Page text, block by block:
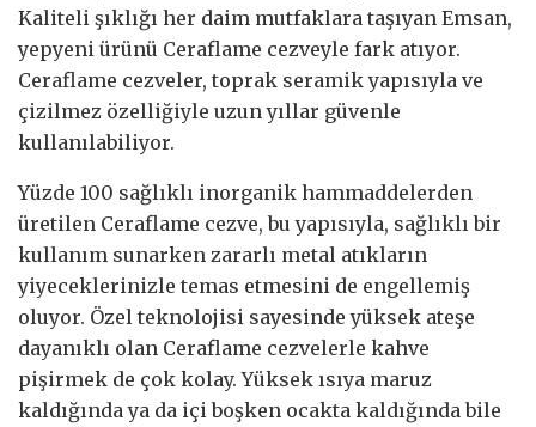
Kaliteli şıklığı her daim mutfaklara taşıyan Emsan,
yepyeni ürünü Ceraflame cezveyle fark atıyor.
Ceraflame cezveler, toprak seramik yapısıyla ve
çizilmez özelliğiyle uzun yıllar güvenle
kullanılabiliyor.
Yüzde 100 sağlıklı inorganik hammaddelerden
üretilen Ceraflame cezve, bu yapısıyla, sağlıklı bir
kullanım sunarken zararlı metal atıkların
yiyeceklerinizle temas etmesini de engellemiş
oluyor. Özel teknolojisi sayesinde yüksek ateşe
dayanıklı olan Ceraflame cezvelerle kahve
pişirmek de çok kolay. Yüksek ısıya maruz
kaldığında ya da içi boşken ocakta kaldığında bile